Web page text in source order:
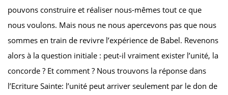
pouvons construire et réaliser nous-mêmes tout ce que
nous voulons. Mais nous ne nous apercevons pas que nous
sommes en train de revivre l’expérience de Babel. Revenons
alors à la question initiale : peut-il vraiment exister l’unité, la
concorde ? Et comment ? Nous trouvons la réponse dans
l’Ecriture Sainte: l’unité peut arriver seulement par le don de